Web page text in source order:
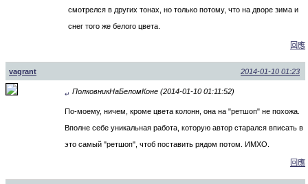
смотрелся в других тонах, но только потому, что на дворе зима и
снег того же белого цвета.
回應
vagrant 2014-01-10 01:23
↵ ПолковникНаБеломКоне (2014-01-10 01:11:52)
По-моему, ничем, кроме цвета колонн, она на "ретшоп" не похожа.
Вполне себе уникальная работа, которую автор старался вписать в
это самый "ретшоп", чтоб поставить рядом потом. ИМХО.
回應